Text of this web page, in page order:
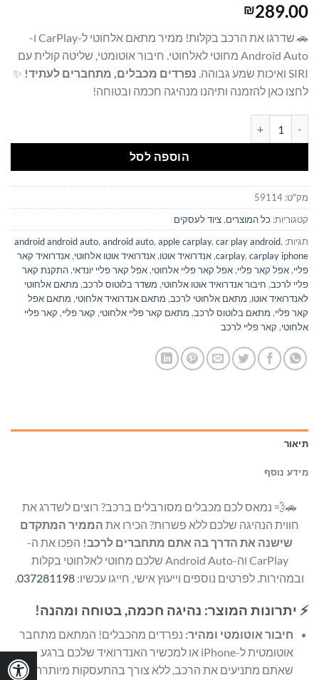
₪289.00
🚗 שדרגו את הרכב בקלות! ממיר מתאם אלחוטי ל-CarPlay ו-
Android Auto מחוטי לאלחוטי. חיבור אוטומטי, שליטה קולית עם
SIRI ואיכות שמע גבוהה.
נפרדים מכבלים, מתחברים לעתיד! ✨
לחצו כאן להזמנה ותיהנו מנהיגה חכמה ובטוחה!
הוספה לסל
מק"ט: 59114
קטגוריות: כל המוצרים,ציוד לעסקים
תגיות:
android android auto, android auto, apple carplay, car play android,
carplay, carplay iphone
,אנדרואיד אוטו,אנדרואיד אוטו אלחוטי,אנדרואיד קאר
פליי,אפל קאר פליי,אפל קאר פליי אלחוטי,אפל קאר פליי יונדאי,התקנת קאר
פליי לרכב, חיבור אנדרואיד אוטו אלחוטי, משדר בלוטוס לרכב, מתאם אלחוטי
לאנדרואיד אוטו, מתאם אלחוטי לרכב, מתאם אנדרואיד אלחוטי, מתאם אפל
קאר פליי, מתאם בלוטוס לרכב, מתאם קאר פליי אלחוטי, קאר פליי, קאר פליי
אלחוטי, קאר פליי לרכב
תיאור
מידע נוסף
🚗💨 נמאס לכם מכבלים מסורבלים ברכב? רוצים לשדרג את
חווית הנהיגה שלכם ללא פשרות? הכירו את הממיר המתקדם
שישנה את הדרך בה אתם מתחברים לרכב! הפכו את ה-
CarPlay וה-Android Auto שלכם מחוטי לאלחוטי בקלות
ובמהירות. לפרטים נוספים וייעוץ אישי, חייגו עכשיו: 037281198
.
⚡ יתרונות המוצר: נהיגה חכמה, בטוחה ומהנה!
חיבור אוטומטי ומהיר: נפרדים מהכבלים! המתאם מתחבר
אוטומטית ל-iPhone או למכשיר האנדרואיד שלכם ברגע
שאתם מתניעים את הרכב, ללא צורך בהתעסקות מיותרת.